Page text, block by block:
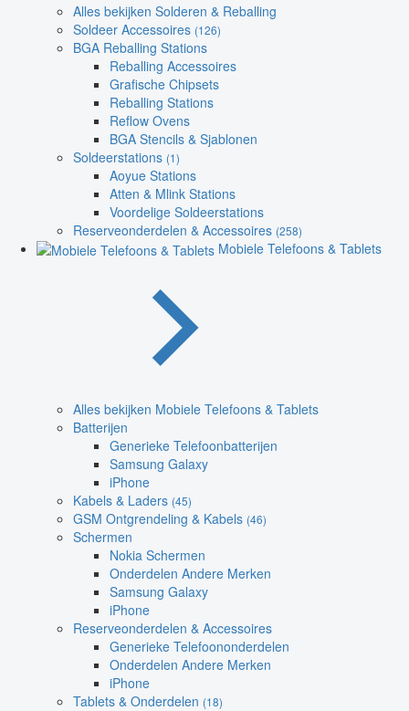
Alles bekijken Solderen & Reballing
Soldeer Accessoires (126)
BGA Reballing Stations
Reballing Accessoires
Grafische Chipsets
Reballing Stations
Reflow Ovens
BGA Stencils & Sjablonen
Soldeerstations (1)
Aoyue Stations
Atten & Mlink Stations
Voordelige Soldeerstations
Reserveonderdelen & Accessoires (258)
Mobiele Telefoons & Tablets
Alles bekijken Mobiele Telefoons & Tablets
Batterijen
Generieke Telefoonbatterijen
Samsung Galaxy
iPhone
Kabels & Laders (45)
GSM Ontgrendeling & Kabels (46)
Schermen
Nokia Schermen
Onderdelen Andere Merken
Samsung Galaxy
iPhone
Reserveonderdelen & Accessoires
Generieke Telefoononderdelen
Onderdelen Andere Merken
iPhone
Tablets & Onderdelen (18)